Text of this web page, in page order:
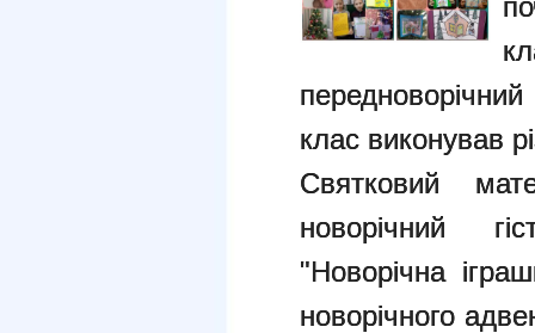
клас виконував
Святковий
новорічний
"Новорічна
новорічного